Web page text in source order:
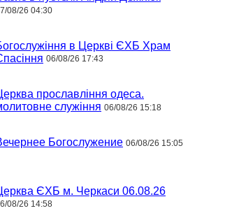
08/26 04:30
в Церкві ЄХБ Храм
06/08/26 17:43
прославління одеса.
служіння 06/08/26 15:18
Богослужение 06/08/26 15:05
ЄХБ м. Черкаси 06.08.26
08/26 14:58